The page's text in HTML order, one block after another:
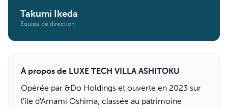
Takumi Ikeda
Équipe de direction
À propos de LUXE TECH VILLA ASHITOKU
Opérée par &Do Holdings et ouverte en 2023 sur
l'île d'Amami Oshima, classée au patrimoine